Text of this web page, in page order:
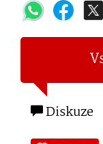
Diskuze